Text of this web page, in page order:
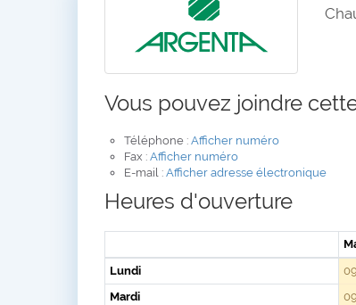
Vous pouvez joindre
Téléphone : Afficher numéro
Fax : Afficher numéro
E-mail : Afficher adresse électronique
Heures d'ouverture
Lundi
Mardi